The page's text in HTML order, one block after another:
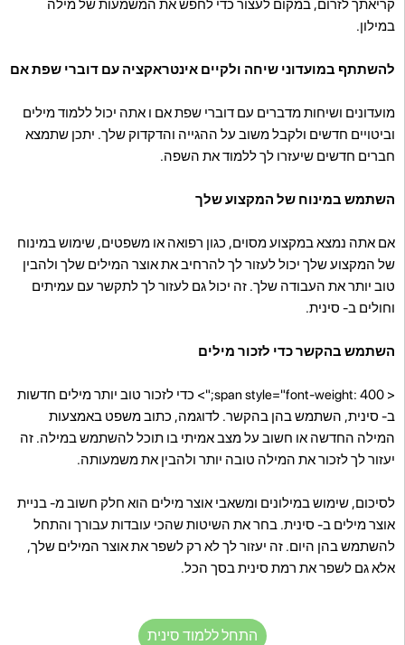
קריאתך לזרום, במקום לעצור כדי לחפש את המשמעות של מילה
במילון.
להשתתף במועדוני שיחה ולקיים אינטראקציה עם דוברי שפת אם
מועדונים ושיחות מדברים עם דוברי שפת אם ו אתה יכול ללמוד מילים
וביטויים חדשים ולקבל משוב על ההגייה והדקדוק שלך. יתכן שתמצא
חברים חדשים שיעזרו לך ללמוד את השפה.
השתמש במינוח של המקצוע שלך
אם אתה נמצא במקצוע מסוים, כגון רפואה או משפטים, שימוש במינוח
של המקצוע שלך יכול לעזור לך להרחיב את אוצר המילים שלך ולהבין
טוב יותר את העבודה שלך. זה יכול גם לעזור לך לתקשר עם עמיתים
וחולים ב- סינית.
השתמש בהקשר כדי לזכור מילים
< span style="font-weight: 400;"> כדי לזכור טוב יותר מילים חדשות
ב- סינית, השתמש בהן בהקשר. לדוגמה, כתוב משפט באמצעות
המילה החדשה או חשוב על מצב אמיתי בו תוכל להשתמש במילה. זה
יעזור לך לזכור את המילה טובה יותר ולהבין את משמעותה.
לסיכום, שימוש במילונים ומשאבי אוצר מילים הוא חלק חשוב מ- בניית
אוצר מילים ב- סינית. בחר את השיטות שהכי עובדות עבורך והתחל
להשתמש בהן היום. זה יעזור לך לא רק לשפר את אוצר המילים שלך,
אלא גם לשפר את רמת סינית בסך הכל.
התחל ללמוד סינית